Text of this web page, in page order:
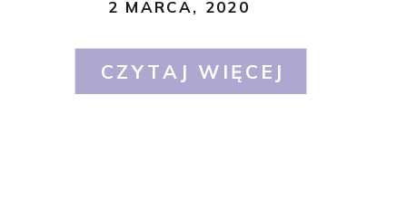
CZYTAJ WIĘCEJ
2 MARCA, 2020